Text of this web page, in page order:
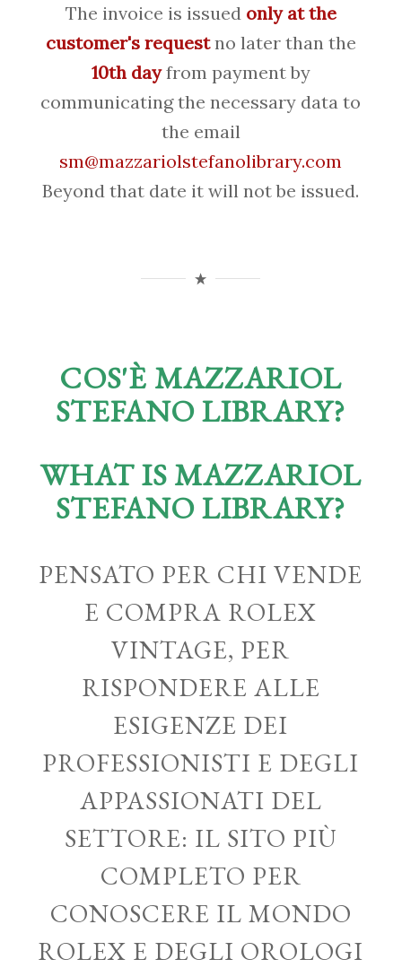
The invoice is issued only at the
customer's requestno later than the
10th dayfrom payment by
communicating the necessary data to
the email
sm@mazzariolstefanolibrary.com
Beyond that date it will not be issued.
COS'È MAZZARIOL
STEFANO LIBRARY?
WHAT IS MAZZARIOL
STEFANO LIBRARY?
PENSATO PER CHI VENDE
E COMPRA ROLEX
VINTAGE, PER
RISPONDERE ALLE
ESIGENZE DEI
PROFESSIONISTI E DEGLI
APPASSIONATI DEL
SETTORE: IL SITO PIÙ
COMPLETO PER
CONOSCERE IL MONDO
ROLEX E DEGLI OROLOGI